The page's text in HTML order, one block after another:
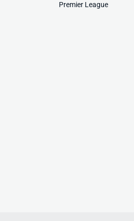
Premier League